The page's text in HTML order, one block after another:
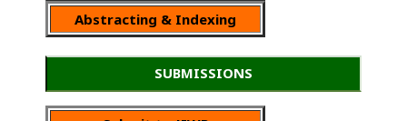
Abstracting & Indexing
SUBMISSIONS